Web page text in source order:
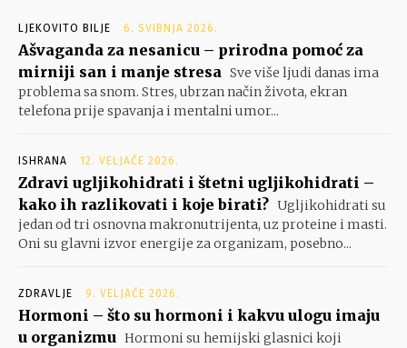
LJEKOVITO BILJE 6. SVIBNJA 2026.
Ašvaganda za nesanicu – prirodna pomoć za
mirniji san i manje stresa Sve više ljudi danas ima
problema sa snom. Stres, ubrzan način života, ekran
telefona prije spavanja i mentalni umor...
ISHRANA 12. VELJAČE 2026.
Zdravi ugljikohidrati i štetni ugljikohidrati –
kako ih razlikovati i koje birati? Ugljikohidrati su
jedan od tri osnovna makronutrijenta, uz proteine i masti.
Oni su glavni izvor energije za organizam, posebno...
ZDRAVLJE 9. VELJAČE 2026.
Hormoni – što su hormoni i kakvu ulogu imaju
u organizmu Hormoni su hemijski glasnici koji